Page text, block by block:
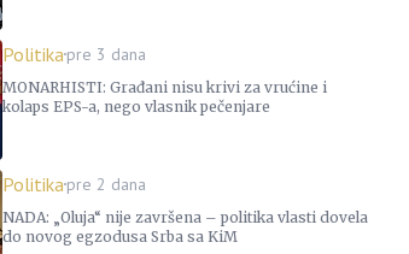
Politikapre 3 dana
MONARHISTI: Građani nisu krivi za vrućine i
kolaps EPS-a, nego vlasnik pečenjare
Politikapre 2 dana
NADA: „Oluja“ nije završena – politika vlasti dovela
do novog egzodusa Srba sa KiM